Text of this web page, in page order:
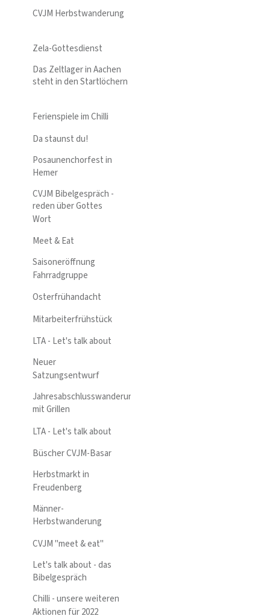
CVJM Herbstwanderung
Zela-Gottesdienst
Das Zeltlager in Aachen
steht in den Startlöchern
Ferienspiele im Chilli
Da staunst du!
Posaunenchorfest in
Hemer
CVJM Bibelgespräch -
reden über Gottes
Wort
Meet & Eat
Saisoneröffnung
Fahrradgruppe
Osterfrühandacht
Mitarbeiterfrühstück
LTA - Let's talk about
Neuer
Satzungsentwurf
Jahresabschlusswanderung
mit Grillen
LTA - Let's talk about
Büscher CVJM-Basar
Herbstmarkt in
Freudenberg
Männer-
Herbstwanderung
CVJM "meet & eat"
Let's talk about - das
Bibelgespräch
Chilli - unsere weiteren
Aktionen für 2022